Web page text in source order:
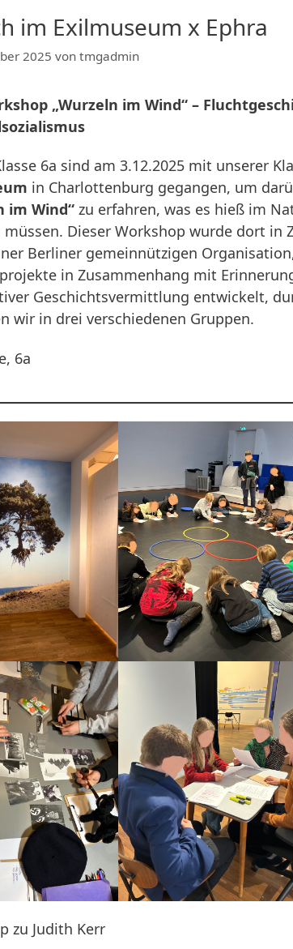
im Exilmuseum x Ephra
2025 von tmgadmin
„Wurzeln im Wind“ –
6a sind am 3.12.2025 mit unserer
in Charlottenburg gegangen, um
im Wind“ zu erfahren, was es hieß im
müssen. Dieser Workshop wurde dort in
Berliner gemeinnützigen
in Zusammenhang mit
Geschichtsvermittlung entwickelt,
wir in drei verschiedenen Gruppen.
6a
zu Judith Kerr